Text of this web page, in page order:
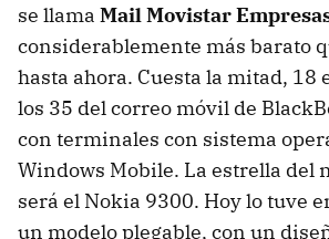
se llama Mail Movistar
considerablemente más barato
hasta ahora. Cuesta la mitad, 18
los 35 del correo móvil de
con terminales con sistema
Windows Mobile. La estrella del
será el Nokia 9300. Hoy lo tuve
un modelo plegable, con un